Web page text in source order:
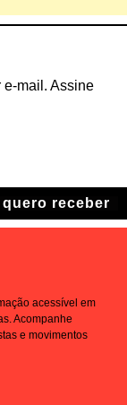
quero receber
acessível em
Acompanhe
e movimentos